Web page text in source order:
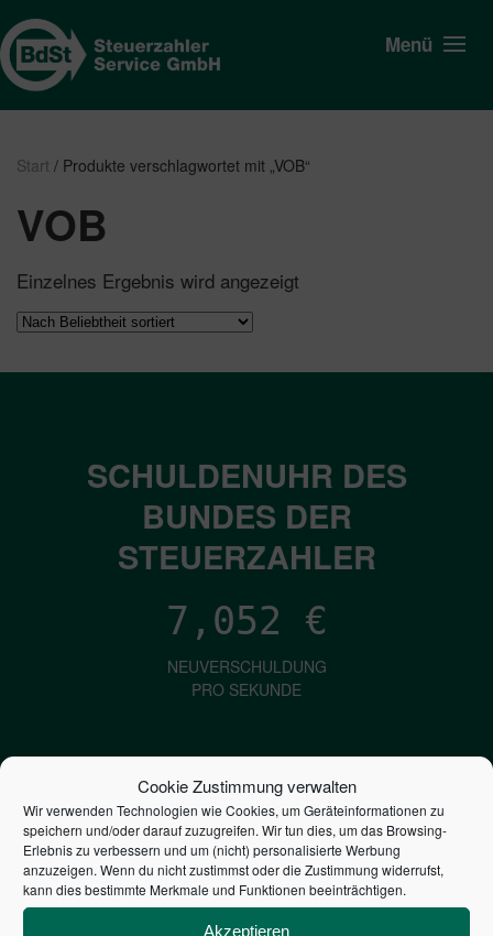
Cookie Zustimmung verwalten
Wir verwenden Technologien wie Cookies, um Geräteinformationen zu
speichern und/oder darauf zuzugreifen. Wir tun dies, um das Browsing-
Erlebnis zu verbessern und um (nicht) personalisierte Werbung
anzuzeigen. Wenn du nicht zustimmst oder die Zustimmung widerrufst,
kann dies bestimmte Merkmale und Funktionen beeinträchtigen.
Akzeptieren
Menü
Start / Produkte verschlagwortet mit „VOB“
VOB
Einzelnes Ergebnis wird angezeigt
SCHULDENUHR DES
BUNDES DER
STEUERZAHLER
7,052 €
NEUVERSCHULDUNG
PRO SEKUNDE
1,601€
ZINSEN
PRO SEKUNDE